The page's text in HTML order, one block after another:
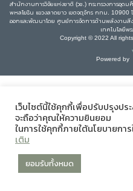
สำนักงานการวิจัยแห่งชาติ (วช.) กระทรวงการอุด
พหลโยธิน แขวงลาดยาว เขตจตุจักร กทม.
ออกและพัฒนาโดย ศูนย์การจัดการด้านพลังงานสิ่
เทคโนโลยีพ
Copyright © 2022 All
Powered by
เว็บไซต์นี้ใช้คุกกี้เพื่อปรับปรุงป
จะถือว่าคุณให้ความยินยอม
ในการใช้คุกกี้ภายใต้นโยบายกา
เติม
ยอมรับทั้งหมด